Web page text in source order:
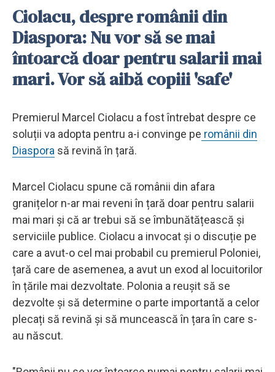
Ciolacu, despre românii din
Diaspora: Nu vor să se mai
întoarcă doar pentru salarii mai
mari. Vor să aibă copiii 'safe'
Premierul Marcel Ciolacu a fost întrebat despre ce
soluții va adopta pentru a-i convinge pe românii din
Diaspora să revină în țară.
Marcel Ciolacu spune că românii din afara
granițelor n-ar mai reveni în țară doar pentru salarii
mai mari și că ar trebui să se îmbunătățească și
serviciile publice. Ciolacu a invocat și o discuție pe
care a avut-o cel mai probabil cu premierul Poloniei,
țară care de asemenea, a avut un exod al locuitorilor
în țările mai dezvoltate. Polonia a reușit să se
dezvolte și să determine o parte importantă a celor
plecați să revină și să muncească în țara în care s-
au născut.